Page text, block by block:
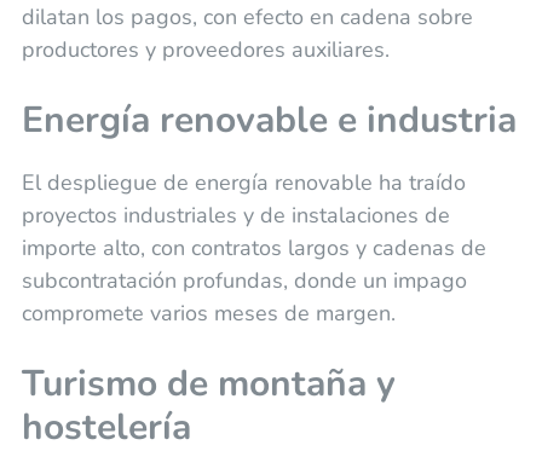
dilatan los pagos, con efecto en cadena sobre
productores y proveedores auxiliares.
Energía renovable e industria
El despliegue de energía renovable ha traído
proyectos industriales y de instalaciones de
importe alto, con contratos largos y cadenas de
subcontratación profundas, donde un impago
compromete varios meses de margen.
Turismo de montaña y
hostelería